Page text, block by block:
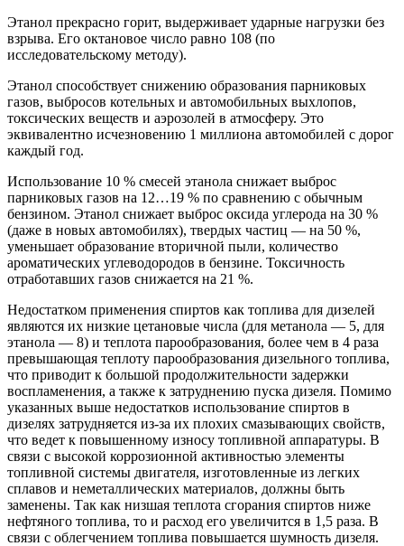
Этанол прекрасно горит, выдерживает ударные нагрузки без
взрыва. Его октановое число равно 108 (по
исследовательскому методу).
Этанол способствует снижению образования парниковых
газов, выбросов котельных и автомобильных выхлопов,
токсических веществ и аэрозолей в атмосферу. Это
эквивалентно исчезновению 1 миллиона автомобилей с дорог
каждый год.
Использование 10 % смесей этанола снижает выброс
парниковых газов на 12…19 % по сравнению с обычным
бензином. Этанол снижает выброс оксида углерода на 30 %
(даже в новых автомобилях), твердых частиц — на 50 %,
уменьшает образование вторичной пыли, количество
ароматических углеводородов в бензине. Токсичность
отработавших газов снижается на 21 %.
Недостатком применения спиртов как топлива для дизелей
являются их низкие цетановые числа (для метанола — 5, для
этанола — 8) и теплота парообразования, более чем в 4 раза
превышающая теплоту парообразования дизельного топлива,
что приводит к большой продолжительности задержки
воспламенения, а также к затруднению пуска дизеля. Помимо
указанных выше недостатков использование спиртов в
дизелях затрудняется из-за их плохих смазывающих свойств,
что ведет к повышенному износу топливной аппаратуры. В
связи с высокой коррозионной активностью элементы
топливной системы двигателя, изготовленные из легких
сплавов и неметаллических материалов, должны быть
заменены. Так как низшая теплота сгорания спиртов ниже
нефтяного топлива, то и расход его увеличится в 1,5 раза. В
связи с облегчением топлива повышается шумность дизеля.